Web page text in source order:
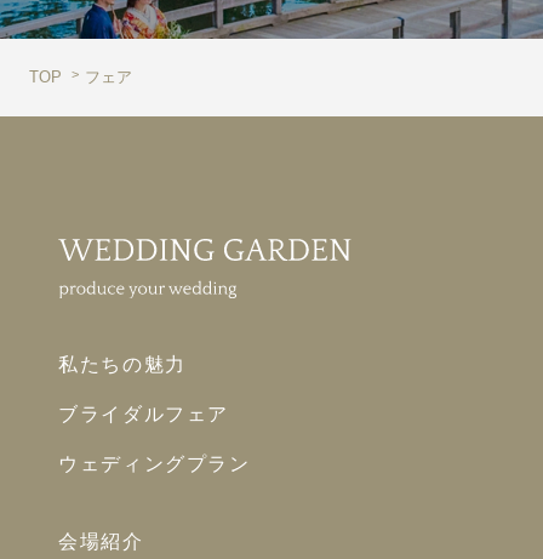
TOP フェア
私たちの魅力
ブライダルフェア
ウェディングプラン
会場紹介